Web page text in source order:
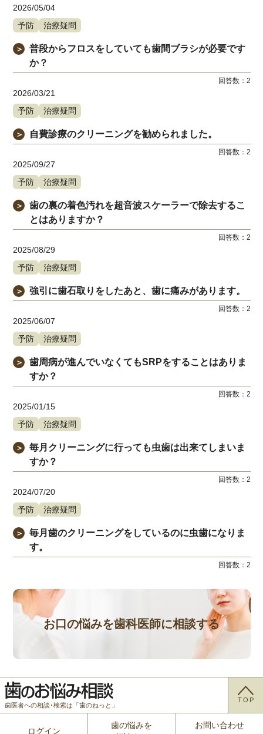
2026/05/04
予防
治療疑問
＞
普段からフロスをしていても歯間ブラシが必要です
か？
回答数： 2
2026/03/21
予防
治療疑問
＞ 自費診療のクリーニングを勧められました。
回答数： 2
2025/09/27
予防
治療疑問
＞
歯の裏の着色汚れを超音波スケーラーで除去するこ
とはありますか？
回答数： 2
2025/08/29
予防
治療疑問
＞ 強引に歯石取りをしたあと、歯に痛みがあります。
回答数： 2
2025/06/07
予防
治療疑問
＞
歯周病が進んでいなくてもSRPをすることはありま
すか？
回答数： 2
2025/01/15
予防
治療疑問
＞
毎月クリーニングに行っても虫歯は出来てしまいま
すか？
回答数： 2
2024/07/20
予防
治療疑問
＞
毎月歯のクリーニングをしているのに虫歯になりま
す。
回答数： 2
お口の悩みを歯科医師に相談する
歯医者への相談･検索は「歯のねっと」
TOP
ログイン
歯の悩みを
お問い合わせ